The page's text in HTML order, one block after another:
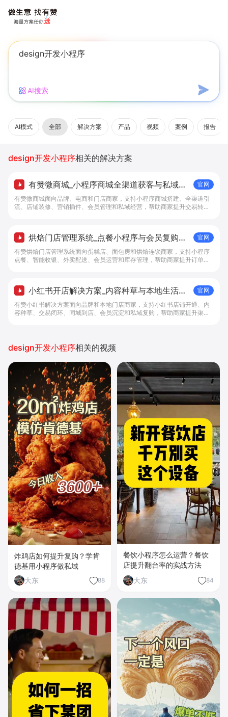
AI搜索
AI模式 全部 解决方案 产品 视频 案例 报告
design开发小程序相关的解决方案
有赞微商城_小程序商城全渠道获客与私域复
购工具 - 做生意, 找有赞
官网
有赞微商城面向品牌、电商和门店商家，支持小程序商城搭建、全渠道引
流、店铺装修、营销插件、会员管理和私域经营，帮助商家提升交易转化
烘焙门店管理系统_点餐小程序与会员复购工
具 - 做生意, 找有赞
官网
有赞烘焙门店管理系统面向蛋糕店、面包房和烘焙连锁商家，支持小程序
点餐、智能收银、外卖配送、会员运营和库存管理，帮助商家提升订单转
小红书开店解决方案_内容种草与本地生活转
化工具 - 做生意, 找有赞
官网
有赞小红书解决方案面向品牌和本地门店商家，支持小红书店铺开通、内
容种草、交易闭环、同城到店、会员沉淀和私域复购，帮助商家提升渠道
design开发小程序相关的视频
炸鸡店如何提升复购？学肯
德基用小程序做私域
大东
88
餐饮小程序怎么运营？餐饮
店提升翻台率的实战方法
大东
84